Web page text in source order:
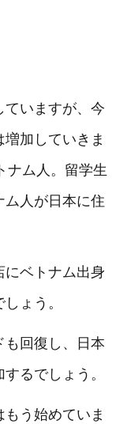
ていますが、今
加していきま
ナム人。留学生
人が日本に住
ベトナム出身
ょう。
回復し、日本
るでしょう。
う始めていま